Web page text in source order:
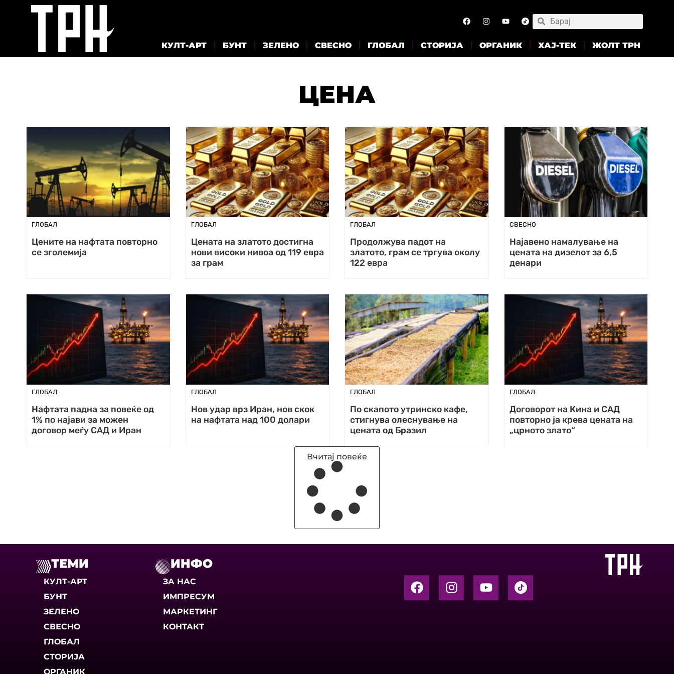
КУЛТ-АРТ БУНТ ЗЕЛЕНО СВЕСНО ГЛОБАЛ СТОРИЈА ОРГАНИК ХАЈ-ТЕК ЖОЛТ ТРН
ЦЕНА
ГЛОБАЛ
Цените на нафтата повторно
се зголемија
ГЛОБАЛ
Цената на златото достигна
нови високи нивоа од 119 евра
за грам
ГЛОБАЛ
Продолжува падот на
златото, грам се тргува околу
122 евра
СВЕСНО
Најавено намалување на
цената на дизелот за 6,5
денари
ГЛОБАЛ
Нафтата падна за повеќе од
1% по најави за можен
договор меѓу САД и Иран
ГЛОБАЛ
Нов удар врз Иран, нов скок
на нафтата над 100 долари
ГЛОБАЛ
По скапото утринско кафе,
стигнува олеснување на
цената од Бразил
ГЛОБАЛ
Договорот на Кина и САД
повторно ја крева цената на
„црното злато“
Вчитај повеќе
ТЕМИ
КУЛТ-АРТ
БУНТ
ЗЕЛЕНО
СВЕСНО
ГЛОБАЛ
СТОРИЈА
ОРГАНИК
ИНФО
ЗА НАС
ИМПРЕСУМ
МАРКЕТИНГ
КОНТАКТ